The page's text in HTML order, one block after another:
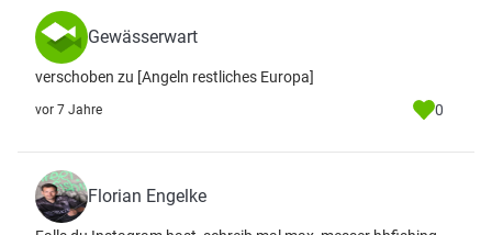
Gewässerwart
verschoben zu [Angeln restliches Europa]
vor 7 Jahre 0
Florian Engelke